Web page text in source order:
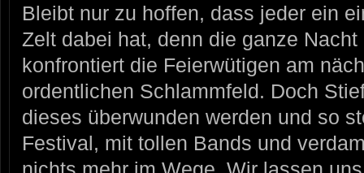
Bleibt nur zu hoffen, dass jeder ein
Zelt dabei hat, denn die ganze
konfrontiert die Feierwütigen am
ordentlichen Schlammfeld. Doch
dieses überwunden werden und so
Festival, mit tollen Bands und